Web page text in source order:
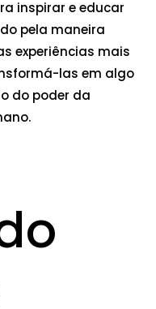
inspirar e educar
pela maneira
experiências mais
las em algo
do poder da